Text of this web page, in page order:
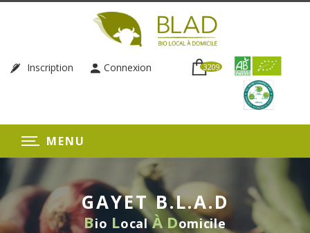
Inscription Connexion 3209
MENU
GAYET B.L.A.D
Bio LocalÀ Domicile